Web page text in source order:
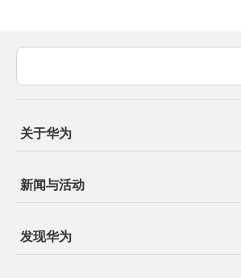
关于华为
新闻与活动
发现华为